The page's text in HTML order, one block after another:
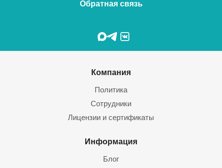
Обратная связь
Компания
Политика
Сотрудники
Лицензии и сертификаты
Информация
Блог